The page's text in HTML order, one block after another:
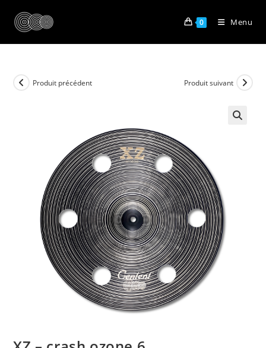
0 Menu
Produit précédent Produit suivant